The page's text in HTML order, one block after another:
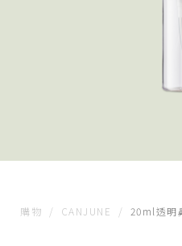
購物 / CANJUNE / 20ml透明